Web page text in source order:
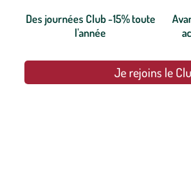
Des journées Club -15% toute
l'année
Je rejoins le